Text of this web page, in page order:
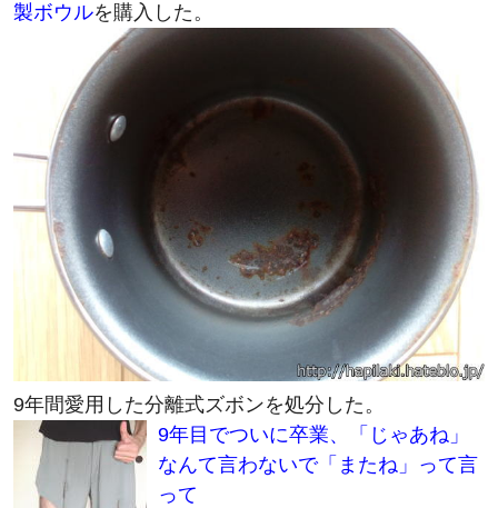
製ボウルを購入した。
9年間愛用した分離式ズボンを処分した。
9年目でついに卒業、「じゃあね」
なんて言わないで「またね」って言
って